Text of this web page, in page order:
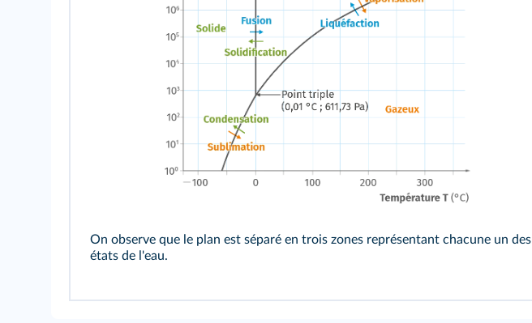
On observe que le plan est séparé en trois zones représentant chacune un des
états de l'eau.